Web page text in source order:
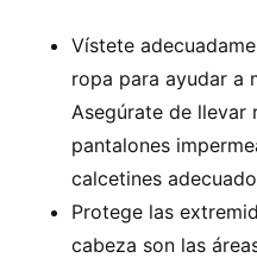
Vístete
ropa para ayudar a
Asegúrate de llevar
pantalones
calcetines
Protege las
cabeza son las